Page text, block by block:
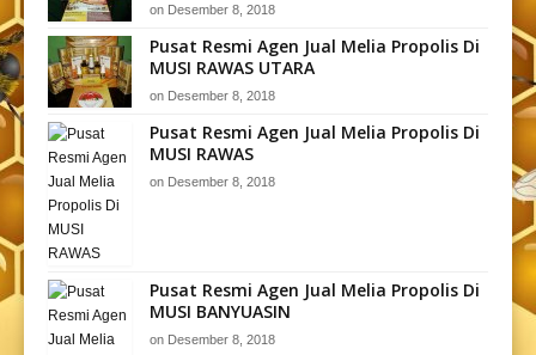
on Desember 8, 2018
Pusat Resmi Agen Jual Melia Propolis Di
MUSI RAWAS UTARA
on Desember 8, 2018
Pusat Resmi Agen Jual Melia Propolis Di
MUSI RAWAS
on Desember 8, 2018
Pusat Resmi Agen Jual Melia Propolis Di
MUSI BANYUASIN
on Desember 8, 2018